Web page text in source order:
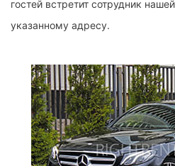
гостей встретит сотрудник
указанному адресу.